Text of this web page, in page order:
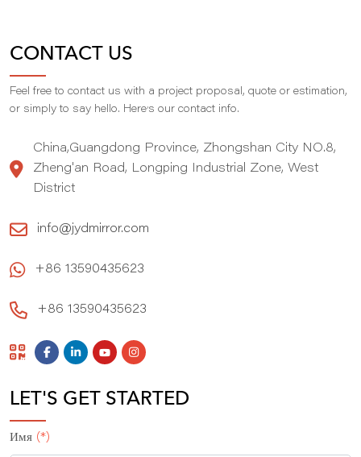
CONTACT US
Feel free to contact us with a project proposal, quote or estimation,
or simply to say hello. Here,s our contact info.
China,Guangdong Province, Zhongshan City NO.8,
Zheng'an Road, Longping Industrial Zone, West
District
info@jydmirror.com
+86 13590435623
+86 13590435623
LET'S GET STARTED
Имя (*)